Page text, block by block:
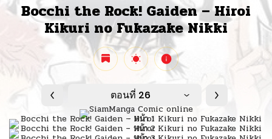
Bocchi the Rock! Gaiden – Hiroi
Kikuri no Fukazake Nikki
ตอนที่ 26